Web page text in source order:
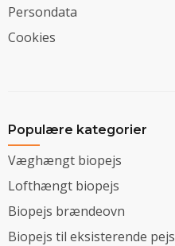
Persondata
Cookies
Populære kategorier
Væghængt biopejs
Lofthængt biopejs
Biopejs brændeovn
Biopejs til eksisterende pejs